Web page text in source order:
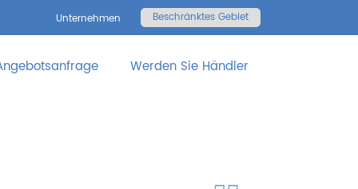
Unternehmen Beschränktes Gebiet
Werden Sie Händler